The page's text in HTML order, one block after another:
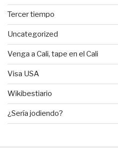
Tercer tiempo
Uncategorized
Venga a Cali, tape en el Cali
Visa USA
Wikibestiario
¿Sería jodiendo?